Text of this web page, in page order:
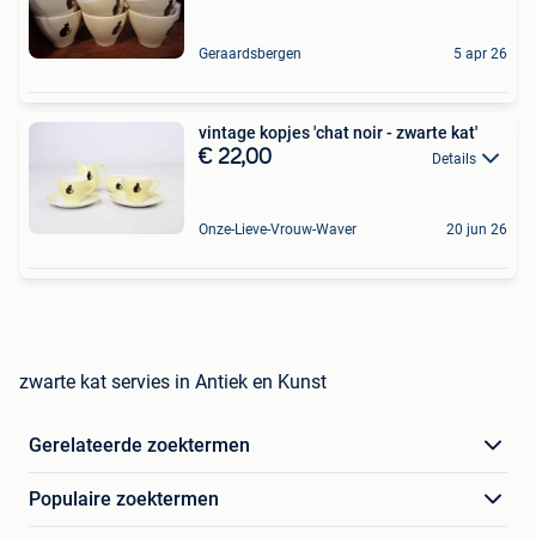
Geraardsbergen 5 apr 26
vintage kopjes 'chat noir - zwarte kat'
€ 22,00 Details
Onze-Lieve-Vrouw-Waver 20 jun 26
zwarte kat servies in Antiek en Kunst
Gerelateerde zoektermen
Populaire zoektermen